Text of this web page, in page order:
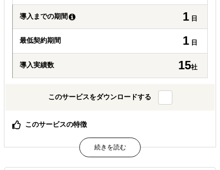
導入までの期間 1 日
最低契約期間 1 日
導入実績数 15社
このサービスをダウンロードする
このサービスの特徴
２０００万社、3億7000万人の圧倒的なデータボリューム
決裁者に直接アプローチ、コンタクトがとれる
オンラインでローコストでできる。展示会以上の費用対効
果！